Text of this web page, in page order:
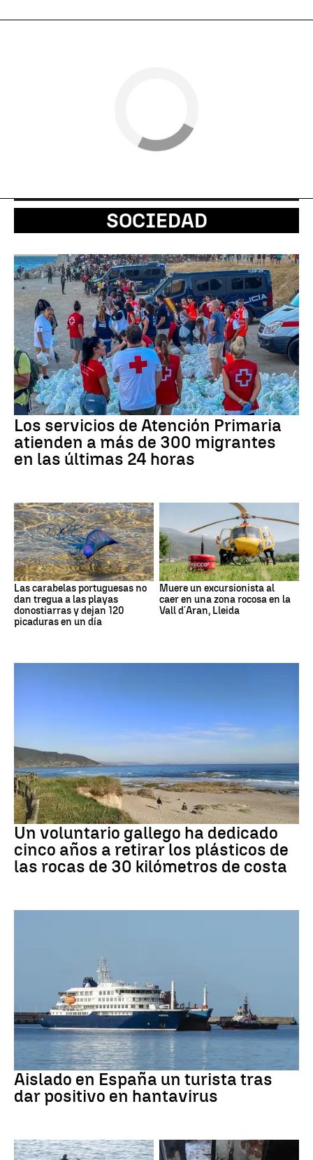
SOCIEDAD
Los servicios de Atención Primaria
atienden a más de 300 migrantes
en las últimas 24 horas
Las carabelas portuguesas no
dan tregua a las playas
donostiarras y dejan 120
picaduras en un día
Muere un excursionista al
caer en una zona rocosa en la
Vall d´Aran, Lleida
Medio ambiente
Un voluntario gallego ha dedicado
cinco años a retirar los plásticos de
las rocas de 30 kilómetros de costa
Hantavirus
Aislado en España un turista tras
dar positivo en hantavirus